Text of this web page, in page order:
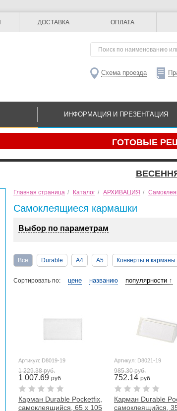
ДОСТАВКА ОПЛАТА
Схема проезда
ИНФОРМАЦИЯ И ПРЕЗЕНТАЦИЯ
ГОТОВЫЕ
Главная страница / Каталог / АРХИВАЦИЯ /
Самоклеящиеся кармашки
Выбор по параметрам
Все Durable А4 А5 Конверты и карманы
Сортировать по: цене названию популярности ↑
Артикул: D8019-19
1 229.38 руб.
1 007.69 руб.
Карман Durable Pocketfix,
самоклеящийся, 65 x 105
Артикул: D8021-19
985.30 руб.
752.14 руб.
Карман Durable
самоклеящийся,